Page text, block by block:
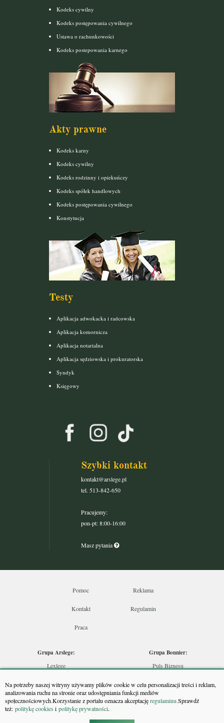
Na potrzeby naszej witryny używamy plików cookie w celu personalizacji treści i reklam,
analizowania ruchu na stronie oraz udostępniania funkcji mediów
społecznościowych.Korzystanie z portalu oznacza akceptacjęregulaminu.Sprawdź
też: politykę cookiesi politykę prywatności.
Kodeks cywilny
Kodeks postępowania cywilnego
Ustawa o rachunkowości
Kodeks postepowania karnego
Akty prawne
Kodeks karny
Kodeks cywilny
Kodeks rodzinny i opiekuńczy
Kodeks spółek handlowych
Kodeks postępowania cywilnego
Konstytucja
Testy
Aplikacja adwokacka i radcowska
Aplikacja komornicza
Aplikacja notarialna
Aplikacja sędziowska i prokuratorska
Syndyk
Księgowy
Szybki kontakt
kontakt@arslege.pl
tel. 513-842-650
Pracujemy:
pon-pt: 8:00-16:00
Masz pytania
Pomoc Reklama
Kontakt Regulamin
Praca
Grupa Arslege:
Lexlege
Skarbowcy
Urzędnik
Rzeczoznawca
Grupa Bonnier:
Puls Biznesu
Puls Medycyny
Monitor Firm